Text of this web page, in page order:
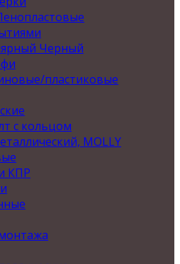
Черный
пластиковые
с кольцом
MOLLY
КПР